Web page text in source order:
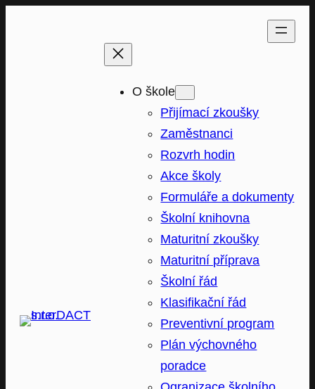
O škole
Přijímací zkoušky
Zaměstnanci
Rozvrh hodin
Akce školy
Formuláře a dokumenty
Školní knihovna
Maturitní zkoušky
Maturitní příprava
Školní řád
Klasifikační řád
Preventivní program
Plán výchovného
poradce